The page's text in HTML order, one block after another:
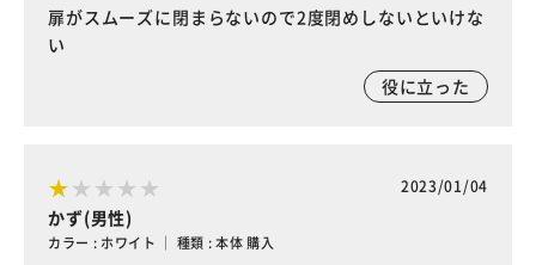
扉がスムーズに閉まらないので2度閉めしないといけな
い
役に立った
2023/01/04
かず(男性)
カラー : ホワイト ｜ 種類 : 本体 購入